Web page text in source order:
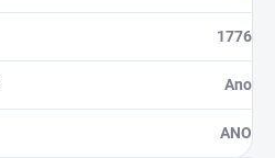
1776
Ano
ANO